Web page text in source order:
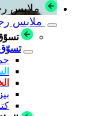
ملابس
ملابس